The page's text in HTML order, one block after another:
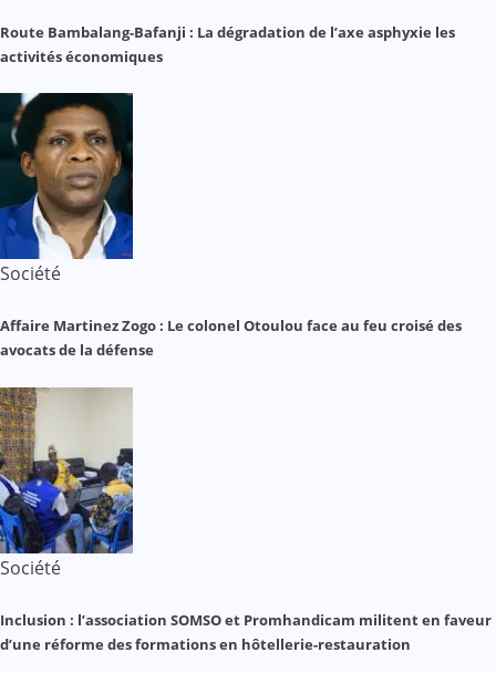
Route Bambalang-Bafanji : La dégradation de l’axe asphyxie les
activités économiques
Société
Affaire Martinez Zogo : Le colonel Otoulou face au feu croisé des
avocats de la défense
Société
Inclusion : l’association SOMSO et Promhandicam militent en faveur
d’une réforme des formations en hôtellerie-restauration